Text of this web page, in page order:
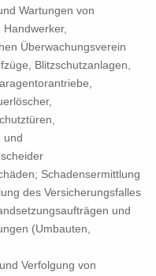
Wartungen von
Überwachungsverein
Blitzschutzanlagen,
und
Schadensermittlung
des Versicherungsfalles
und
(Umbauten,
Verfolgung von